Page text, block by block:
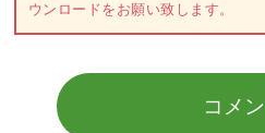
ウンロードをお願い致します。
コメ